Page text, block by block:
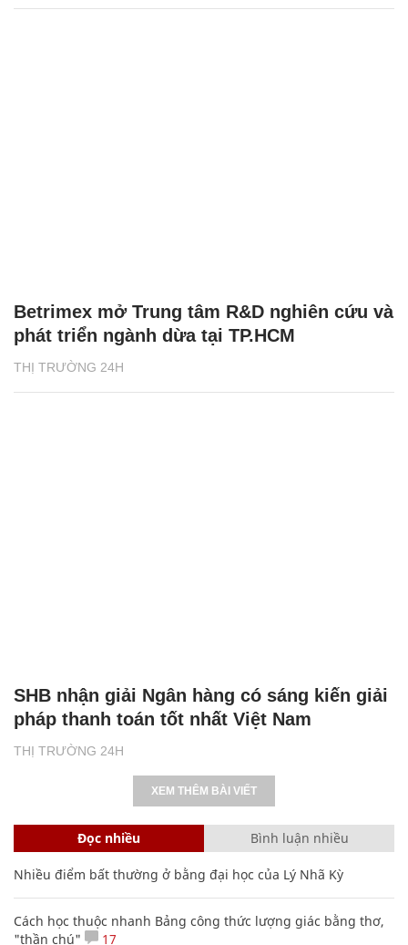
THỊ TRƯỜNG 24H
Betrimex mở Trung tâm R&D nghiên cứu và
phát triển ngành dừa tại TP.HCM
THỊ TRƯỜNG 24H
SHB nhận giải Ngân hàng có sáng kiến giải
pháp thanh toán tốt nhất Việt Nam
XEM THÊM BÀI VIẾT
Đọc nhiều Bình luận nhiều
Nhiều điểm bất thường ở bằng đại học của Lý Nhã Kỳ
Cách học thuộc nhanh Bảng công thức lượng giác bằng thơ,
"thần chú"
17